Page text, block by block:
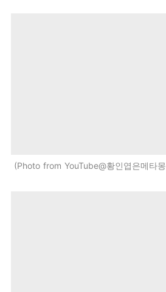
Photo from YouTube@황인엽은메타몽